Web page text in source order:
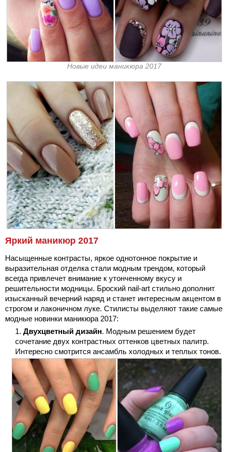
Новые идеи маникюра 2017
Яркий маникюр 2017
Насыщенные контрасты, яркое однотонное покрытие и
выразительная отделка стали модным трендом, который
всегда привлечет внимание к утонченному вкусу и
решительности модницы. Броский nail-art стильно дополнит
изысканный вечерний наряд и станет интересным акцентом в
строгом и лаконичном луке. Стилисты выделяют такие самые
модные новинки маникюра 2017:
Двухцветный дизайн. Модным решением будет
сочетание двух контрастных оттенков цветных палитр.
Интересно смотрится ансамбль холодных и теплых тонов.